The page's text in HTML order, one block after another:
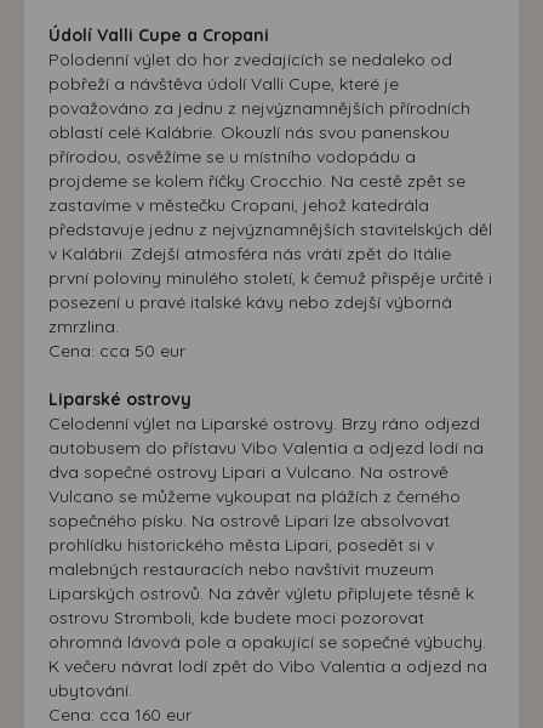
Údolí Valli Cupe a Cropani
Polodenní výlet do hor zvedajících se nedaleko od
pobřeží a návštěva údolí Valli Cupe, které je
považováno za jednu z nejvýznamnějších přírodních
oblastí celé Kalábrie. Okouzlí nás svou panenskou
přírodou, osvěžíme se u místního vodopádu a
projdeme se kolem říčky Crocchio. Na cestě zpět se
zastavíme v městečku Cropani, jehož katedrála
představuje jednu z nejvýznamnějších stavitelských děl
v Kalábrii. Zdejší atmosféra nás vrátí zpět do Itálie
první poloviny minulého století, k čemuž přispěje určitě i
posezení u pravé italské kávy nebo zdejší výborná
zmrzlina.
Cena: cca 50 eur
Liparské ostrovy
Celodenní výlet na Liparské ostrovy. Brzy ráno odjezd
autobusem do přístavu Vibo Valentia a odjezd lodí na
dva sopečné ostrovy Lipari a Vulcano. Na ostrově
Vulcano se můžeme vykoupat na plážích z černého
sopečného písku. Na ostrově Lipari lze absolvovat
prohlídku historického města Lipari, posedět si v
malebných restauracích nebo navštívit muzeum
Liparských ostrovů. Na závěr výletu připlujete těsně k
ostrovu Stromboli, kde budete moci pozorovat
ohromná lávová pole a opakující se sopečné výbuchy.
K večeru návrat lodí zpět do Vibo Valentia a odjezd na
ubytování.
Cena: cca 160 eur